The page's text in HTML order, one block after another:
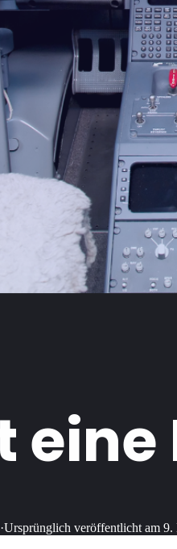
·Ursprünglich veröffentlicht am 9.